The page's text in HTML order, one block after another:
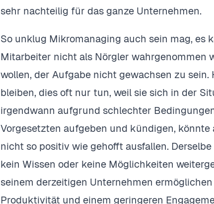
sehr nachteilig für das ganze Unternehmen.
So unklug Mikromanaging auch sein mag, es
Mitarbeiter nicht als Nörgler wahrgenommen
wollen, der Aufgabe nicht gewachsen zu
bleiben, dies oft nur tun, weil sie sich in der
irgendwann aufgrund schlechter
Vorgesetzten aufgeben und kündigen,
nicht so positiv wie gehofft ausfallen.
kein Wissen oder keine Möglichkeiten
seinem derzeitigen Unternehmen
Produktivität und einem geringeren